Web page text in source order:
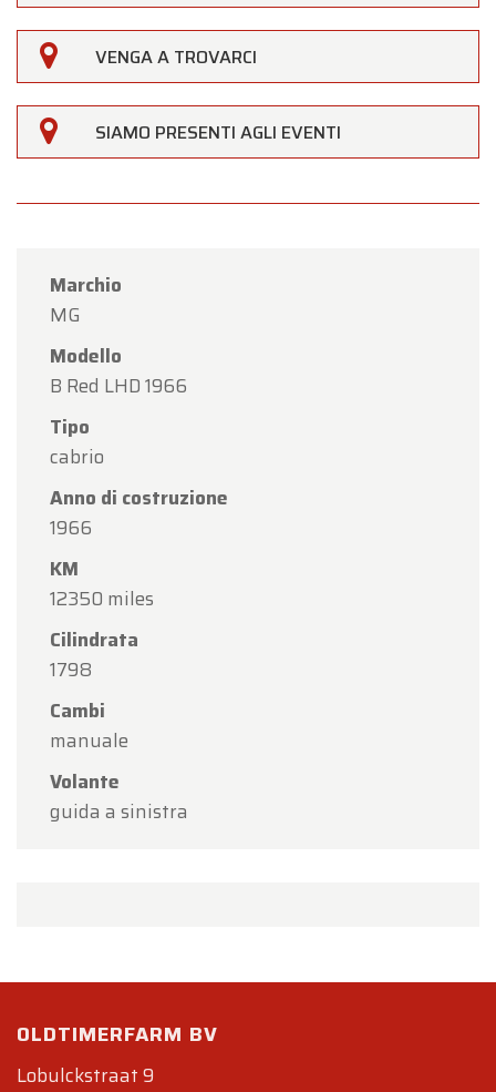
VENGA A TROVARCI
SIAMO PRESENTI AGLI EVENTI
Marchio
MG
Modello
B Red LHD 1966
Tipo
cabrio
Anno di costruzione
1966
KM
12350 miles
Cilindrata
1798
Cambi
manuale
Volante
guida a sinistra
OLDTIMERFARM BV
Lobulckstraat 9